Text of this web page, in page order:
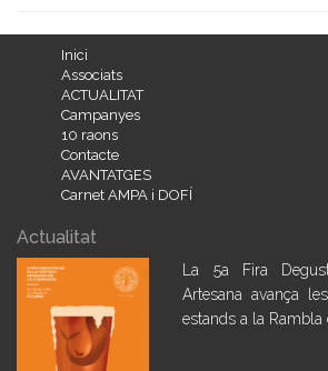
Inici
Associats
ACTUALITAT
Campanyes
10 raons
Contacte
AVANTATGES
Carnet AMPA i DOFÍ
Actualitat
La 5a Fira
Artesana avança
estands a la Rambla